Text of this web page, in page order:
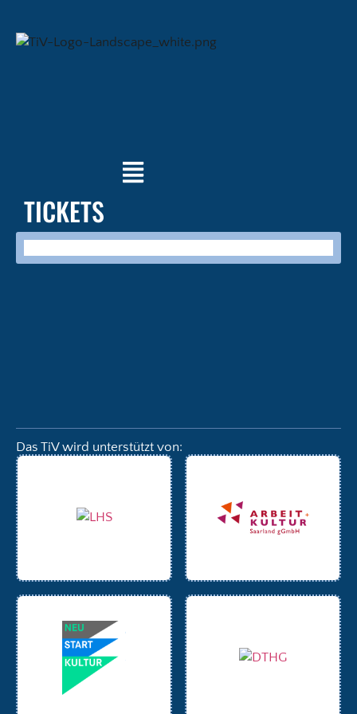
TICKETS
Das TiV wird unterstützt von: